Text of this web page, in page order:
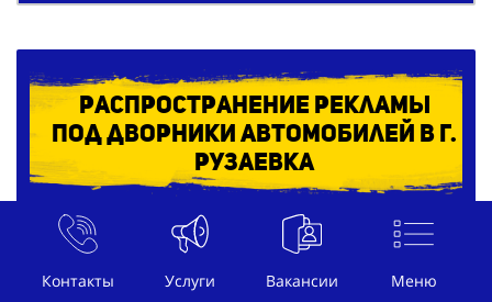
Контакты Услуги Вакансии Меню
Распространение рекламы
под дворники автомобилей в г.
Рузаевка